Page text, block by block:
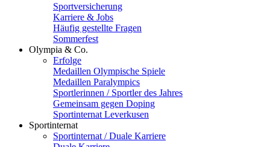
Sportversicherung
Karriere & Jobs
Häufig gestellte Fragen
Sommerfest
Olympia & Co.
Erfolge
Medaillen Olympische Spiele
Medaillen Paralympics
Sportlerinnen / Sportler des Jahres
Gemeinsam gegen Doping
Sportinternat Leverkusen
Sportinternat
Sportinternat / Duale Karriere